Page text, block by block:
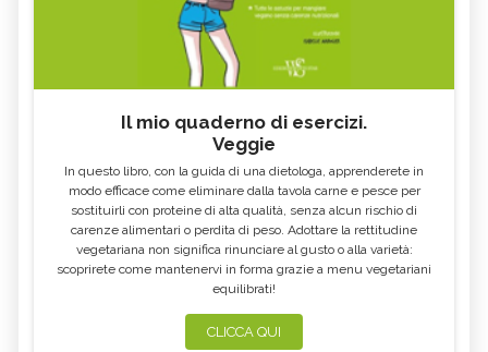
DICONDRA
RANUNCOLO NARCISO
BOUGANVILLE
FIORI BIANCHI PUNGITOPO
DALIA
ROSA CANINA CORBEZZOLO
GERBERA
Il mio quaderno di esercizi.
Veggie
In questo libro, con la guida di una dietologa, apprenderete in
modo efficace come eliminare dalla tavola carne e pesce per
sostituirli con proteine di alta qualità, senza alcun rischio di
carenze alimentari o perdita di peso. Adottare la rettitudine
vegetariana non significa rinunciare al gusto o alla varietà:
scoprirete come mantenervi in forma grazie a menu vegetariani
equilibrati!
CLICCA QUI